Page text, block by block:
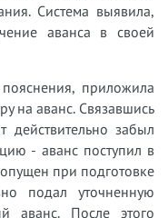
Система выявила,
аванса в своей
приложила
на аванс. Связавшись
действительно забыл
- аванс поступил в
при подготовке
подал уточненную
аванс. После этого